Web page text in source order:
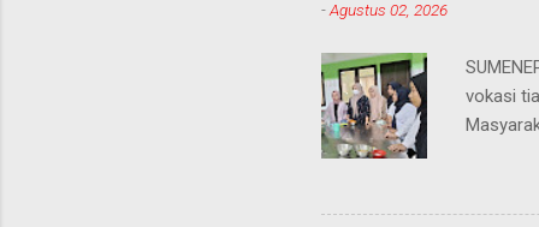
-Agustus 02, 2026
vokasi
hingga
masing.